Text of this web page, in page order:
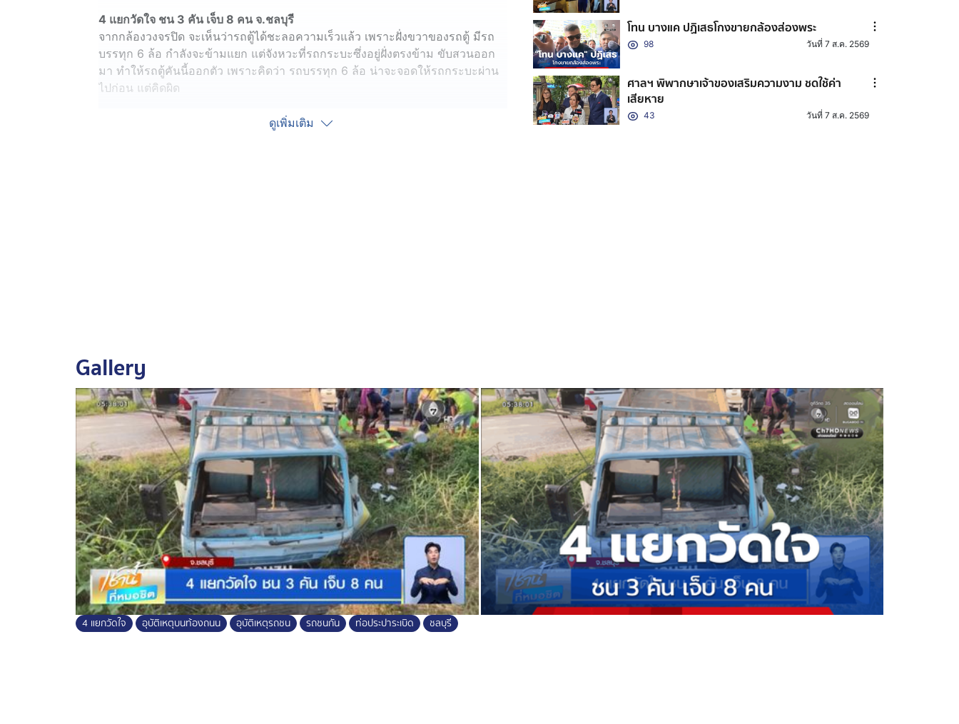
4 แยกวัดใจ ชน 3 คัน เจ็บ 8 คน จ.ชลบุรี
จากกล้องวงจรปิด จะเห็นว่ารถตู้ได้ชะลอความเร็วแล้ว เพราะฝั่งขวาของรถตู้ มีรถ
บรรทุก 6 ล้อ กำลังจะข้ามแยก แต่จังหวะที่รถกระบะซึ่งอยู่ฝั่งตรงข้าม ขับสวนออก
มา ทำให้รถตู้คันนี้ออกตัว เพราะคิดว่า รถบรรทุก 6 ล้อ น่าจะจอดให้รถกระบะผ่าน
ไปก่อน แต่คิดผิด
นอกจากจะไม่จอดแล้ว ยังไม่ชะลอความเร็วด้วย ทำให้รถบรรทุก 6 ล้อ ไปชนท้าย
นอกจากนี้ ยังมีฝ้าและหลังคาร้าน ที่เสียหายจากแรงระเบิดทำให้พื้นผิวถนนกระเด็น
ใส่ ดีที่ไม่มีใครได้รับบาดเจ็บ
ท่อประปาเส้นนี้ อยู่ในความรับผิดชอบของบริษัท อีสวอเตอร์ และเจ้าหน้าที่ได้ปิดวาร์
วส่งน้ำดิบ เพื่อเข้าตรวจสอบ พบปากหลุมที่เกิดจากแรงระเบิด กว้างคูณลึก 5 เมตร
แต่ยังสรุปไม่ได้ว่าสาเหตุมาจากอะไร คงต้องไปดูต้นทางว่า ส่งน้ำดิบเกินจากที่
กำหนดหรือไม่ เพราะจากลักษณะคล้ายกับภายในท่อประปามีแรงดันเกิน ส่วนความ
เสียหายที่เกิดขึ้น บริษัทฯ พร้อมชดใช้ให้ทั้งหมด
ดูเพิ่มเติม
โทน บางแค ปฏิเสธโกงขายกล้องส่องพระ
98 วันที่ 7 ส.ค. 2569
ศาลฯ พิพากษาเจ้าของเสริมความงาม ชดใช้ค่า
เสียหาย
43 วันที่ 7 ส.ค. 2569
Gallery
4 แยกวัดใจ อุบัติเหตุบนท้องถนน อุบัติเหตุรถชน รถชนกัน ท่อประปาระเบิด ชลบุรี